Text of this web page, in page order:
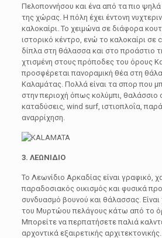
Πελοποννήσου και ένα από τα πιο
της χώρας. Η πόλη έχει έντονη
καλοκαίρι. Το χειμώνα σε διάφορα
ιστορικό κέντρο, ενώ το καλοκαίρι σε
δίπλα στη θάλασσα και στο προάστιο
χτισμένη στους πρόποδες του όρους
προσφέρεται πανοραμική θέα στη
Καλαμάτας. Πολλά είναι τα σπορ που
στην περιοχή όπως κολύμπι, θαλάσσιο
καταδύσεις, wind surf, ιστιοπλοΐα,
αναρρίχηση.
3. ΛΕΩΝΙΔΙΟ
Το Λεωνίδιο Αρκαδίας είναι γραφικό,
παραδοσιακός οικισμός και φυσικά
συνδυασμό βουνού και θάλασσας. Είναι
του Μυρτώου πελάγους κάτω από το
Μπορείτε να περπατήσετε παλιά
αρχοντικά εξαιρετικής